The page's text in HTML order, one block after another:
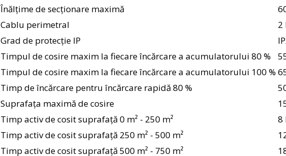
Înălțime de secționare maximă
Cablu perimetral
2
Grad de protecție IP
Timpul de cosire maxim la fiecare încărcare a acumulatorului 80 %
Timpul de cosire maxim la fiecare încărcare a acumulatorului 100 %
Timp de încărcare pentru încărcare rapidă 80 %
Suprafața maximă de cosire
Timp activ de cosit suprafață 0 m² - 250 m²
8
Timp activ de cosit suprafață 250 m² - 500 m²
Timp activ de cosit suprafață 500 m² - 750 m²